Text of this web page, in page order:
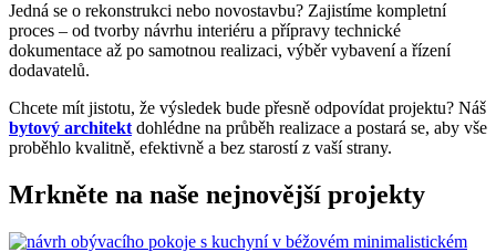
Jedná se o rekonstrukci nebo novostavbu? Zajistíme kompletní
proces – od tvorby návrhu interiéru a přípravy technické
dokumentace až po samotnou realizaci, výběr vybavení a řízení
dodavatelů.
Chcete mít jistotu, že výsledek bude přesně odpovídat projektu? Náš
bytový architekt dohlédne na průběh realizace a postará se, aby vše
proběhlo kvalitně, efektivně a bez starostí z vaší strany.
Mrkněte na naše nejnovější projekty